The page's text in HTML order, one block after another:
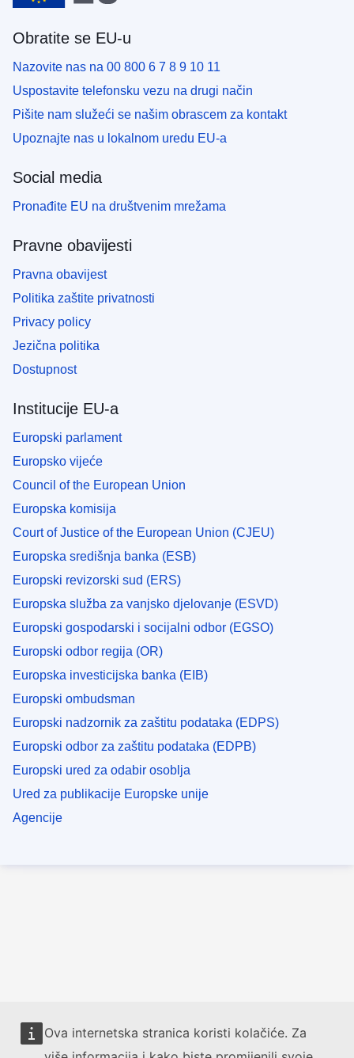
Ova internetska stranica koristi kolačiće. Za
Obratite se EU-u
Nazovite nas na 00 800 6 7 8 9 10 11
Uspostavite telefonsku vezu na drugi način
Pišite nam služeći se našim obrascem za kontakt
Upoznajte nas u lokalnom uredu EU-a
Social media
Pronađite EU na društvenim mrežama
Pravne obavijesti
Pravna obavijest
Politika zaštite privatnosti
Privacy policy
Jezična politika
Dostupnost
Institucije EU-a
Europski parlament
Europsko vijeće
Council of the European Union
Europska komisija
Court of Justice of the European Union (CJEU)
Europska središnja banka (ESB)
Europski revizorski sud (ERS)
Europska služba za vanjsko djelovanje (ESVD)
Europski gospodarski i socijalni odbor (EGSO)
Europski odbor regija (OR)
Europska investicijska banka (EIB)
Europski ombudsman
Europski nadzornik za zaštitu podataka (EDPS)
Europski odbor za zaštitu podataka (EDPB)
Europski ured za odabir osoblja
Ured za publikacije Europske unije
Agencije